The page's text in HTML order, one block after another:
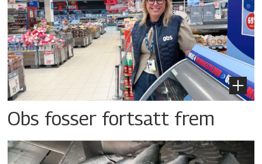
Obs fosser fortsatt frem